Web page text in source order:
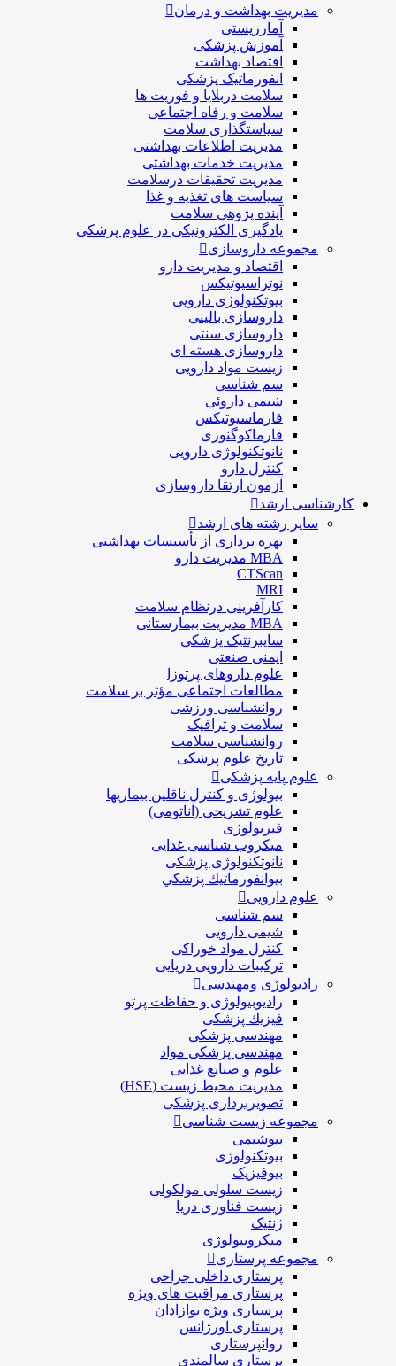
مدیریت بهداشت و درمان
آمارزیستی
آموزش پزشکی
اقتصاد بهداشت
انفورماتیک پزشکی
سلامت دربلايا و فوريت ها
سلامت و رفاه اجتماعی
سیاستگذاری سلامت
مدیریت اطلاعات بهداشتی
مدیریت خدمات بهداشتی
مدیریت تحقیقات درسلامت
سیاست های تغذیه و غذا
آینده پژوهی سلامت
یادگیری الکترونیکی در علوم پزشکی
مجموعه داروسازی
اقتصاد و مديريت دارو
نوتراسیوتیکس
بيوتكنولوژی دارویی
داروسازی بالينی
داروسازی سنتی
داروسازی هسته ای
زیست مواد دارویی
سم شناسی
شيمی داروئی
فارماسيوتيكس
فارماكوگنوزی
نانوتکنولوژی دارویی
كنترل دارو
آزمون ارتقا داروسازی
کارشناسی ارشد
سایر رشته های ارشد
بهره برداری از تأسیسات بهداشتی
MBA مدیریت دارو
CTScan
MRI
کارآفرینی درنظام سلامت
MBA مدیریت بیمارستانی
سایبرنتیک پزشکی
ایمنی صنعتی
علوم داروهای پرتوزا
مطالعات اجتماعی مؤثر بر سلامت
روانشناسی ورزشی
سلامت و ترافیک
روانشناسی سلامت
تاریخ علوم پزشکی
علوم پایه پزشکی
بیولوژی و کنترل ناقلین بیماریها
علوم تشریحی (آناتومی)
فیزیولوژی
ميكروب شناسی غذایی
نانوتکنولوژی پزشکی
بيوانفورماتيك پزشكي
علوم دارویی
سم شناسی
شیمی دارویی
کنترل مواد خوراکی
ترکیبات دارویی دریایی
رادیولوژی ومهندسی
رادیوبیولوژی و حفاظت پرتو
فيزيك پزشکی
مهندسی پزشکی
مهندسی پزشکی مواد
علوم و صنايع غذایی
مدیریت محیط زیست (HSE)
تصویربرداری پزشکی
مجموعه زیست شناسی
بیوشیمی
بیوتکنولوژی
بیوفیزیک
زیست سلولی مولکولی
زیست فناوری دریا
ژنتیک
میکروبیولوژی
مجموعه پرستاری
پرستاری داخلی جراحی
پرستاری مراقبت های ويژه
پرستاری ويژه نوازادان
پرستاری اورژانس
روانپرستاری
پرستاری سالمندی